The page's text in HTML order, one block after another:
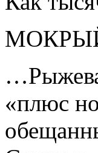
МОКРЫЙ
«плюс